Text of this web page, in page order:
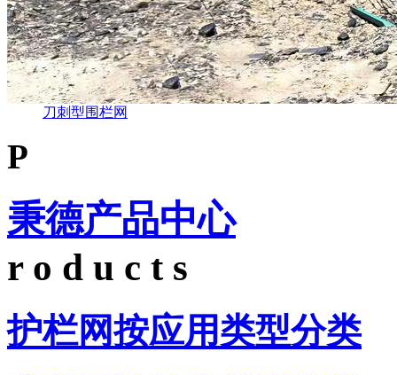
刀刺型围栏网
P
秉德产品中心
r o d u c t s
护栏网按应用类型分类